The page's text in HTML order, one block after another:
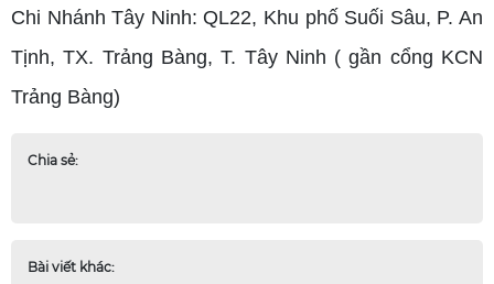
Chi Nhánh Tây Ninh: QL22, Khu phố Suối Sâu, P. An
Tịnh, TX. Trảng Bàng, T. Tây Ninh ( gần cổng KCN
Trảng Bàng)
Chia sẻ:
Bài viết khác: